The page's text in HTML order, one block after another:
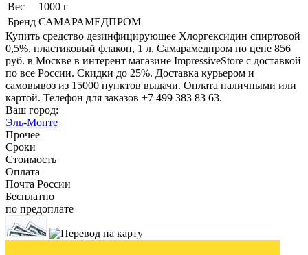
Вес
1000 г
Бренд САМАРАМЕДПРОМ
Купить средство дезинфицирующее Хлоргексидин спиртовой
0,5%, пластиковый флакон, 1 л, Самарамедпром по цене 856
руб. в Москве в интерент магазине ImpressiveStore с доставкой
по все России. Скидки до 25%. Доставка курьером и
самовывоз из 15000 пунктов выдачи. Оплата наличными или
картой. Телефон для заказов +7 499 383 83 63.
Ваш город:
Эль-Монте
Прочее
Сроки
Стоимость
Оплата
Почта России
Бесплатно
по предоплате